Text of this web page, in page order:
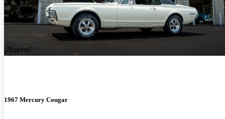
¡Nuevo!
1967 Mercury Cougar